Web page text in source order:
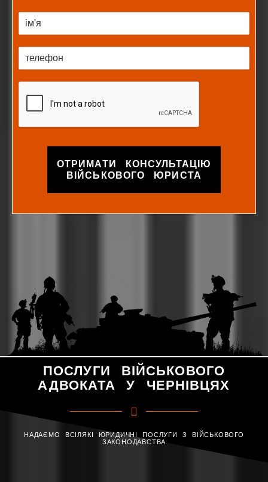
ОТРИМАТИ КОНСУЛЬТАЦІЮ
ВІЙСЬКОВОГО ЮРИСТА
ПОСЛУГИ ВІЙСЬКОВОГО
АДВОКАТА У ЧЕРНІВЦЯХ
НАДАЄМО ВСІЛЯКІ ЮРИДИЧНІ ПОСЛУГИ З ВІЙСЬКОВОГО
ЗАКОНОДАВСТВА